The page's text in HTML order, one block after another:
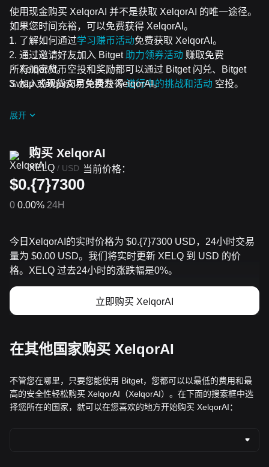
使用现金购买 XelqorAI 并不是获取 XelqorAI 的唯一途径。
如果您时间充裕，可以免费获得 XelqorAI。
了解如何通过学习赚币活动免费获取 XelqorAI。
通过邀请好友加入 Bitget 助力领券活动 赚取免费
XelqorAI。
加入XelqorAI可免费获得进行中的挑战和活动 空投。
所有加密货币空投和奖励都可以通过 Bitget 闪兑、Bitget
Swap 或现货交易兑换为 XelqorAI。
展开
购买 XelqorAI
XELQ / USD 当前价格：
$0.{7}7300
0 0.00% 24H
今日XelqorAI的实时价格为 $0.{​7}7300 USD，24小时交易
量为 $0.00 USD。我们将实时更新 XELQ 到 USD 的价
格。XELQ 过去24小时的涨跌幅是0%。
立即购买 XelqorAI
在其他国家购买 XelqorAI
不管您在哪里，只要您能使用 Bitget，您都可以以最低的费用和最
高的安全性轻松购买 XelqorAI（XelqorAI）。在下面的搜索框中选
择您所在的国家，就可以在您喜欢的地方开始购买 XelqorAI：